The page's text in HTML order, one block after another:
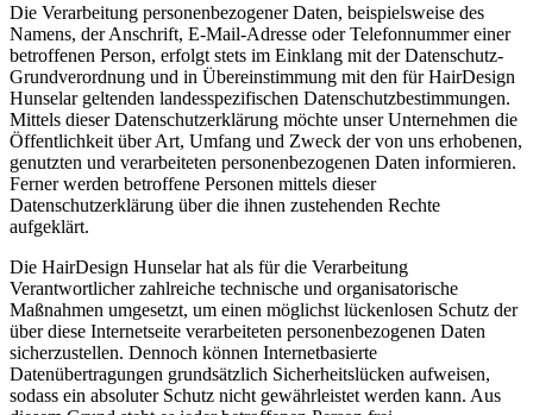
Die Verarbeitung personenbezogener Daten, beispielsweise des
Namens, der Anschrift, E-Mail-Adresse oder Telefonnummer einer
betroffenen Person, erfolgt stets im Einklang mit der Datenschutz-
Grundverordnung und in Übereinstimmung mit den für HairDesign
Hunselar geltenden landesspezifischen Datenschutzbestimmungen.
Mittels dieser Datenschutzerklärung möchte unser Unternehmen die
Öffentlichkeit über Art, Umfang und Zweck der von uns erhobenen,
genutzten und verarbeiteten personenbezogenen Daten informieren.
Ferner werden betroffene Personen mittels dieser
Datenschutzerklärung über die ihnen zustehenden Rechte
aufgeklärt.
Die HairDesign Hunselar hat als für die Verarbeitung
Verantwortlicher zahlreiche technische und organisatorische
Maßnahmen umgesetzt, um einen möglichst lückenlosen Schutz der
über diese Internetseite verarbeiteten personenbezogenen Daten
sicherzustellen. Dennoch können Internetbasierte
Datenübertragungen grundsätzlich Sicherheitslücken aufweisen,
sodass ein absoluter Schutz nicht gewährleistet werden kann. Aus